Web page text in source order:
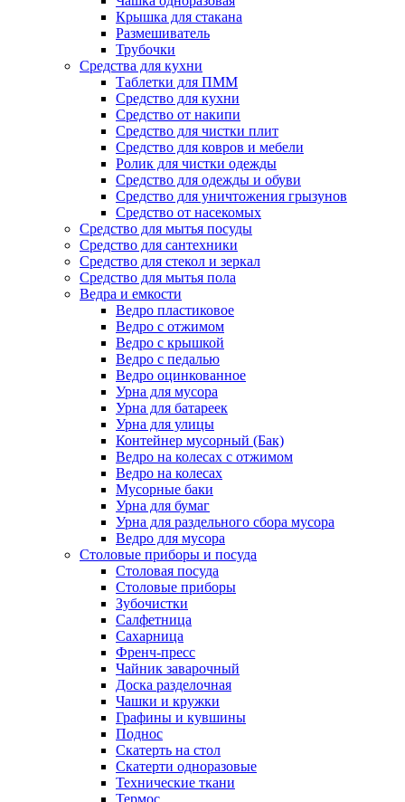
Крышка для стакана
Размешиватель
Трубочки
Средства для кухни
Таблетки для ПММ
Средство для кухни
Средство от накипи
Средство для чистки плит
Средство для ковров и мебели
Ролик для чистки одежды
Средство для одежды и обуви
Средство для уничтожения грызунов
Средство от насекомых
Средство для мытья посуды
Средство для сантехники
Средство для стекол и зеркал
Средство для мытья пола
Ведра и емкости
Ведро пластиковое
Ведро с отжимом
Ведро с крышкой
Ведро с педалью
Ведро оцинкованное
Урна для мусора
Урна для батареек
Урна для улицы
Контейнер мусорный (Бак)
Ведро на колесах с отжимом
Ведро на колесах
Мусорные баки
Урна для бумаг
Урна для раздельного сбора мусора
Ведро для мусора
Столовые приборы и посуда
Столовая посуда
Столовые приборы
Зубочистки
Салфетница
Сахарница
Френч-пресс
Чайник заварочный
Доска разделочная
Чашки и кружки
Графины и кувшины
Поднос
Скатерть на стол
Скатерти одноразовые
Технические ткани
Термос